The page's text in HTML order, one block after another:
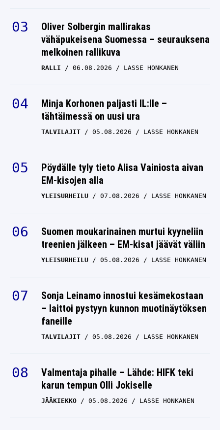
Oliver Solbergin mallirakas
vähäpukeisena Suomessa – seurauksena
melkoinen rallikuva
RALLI 06.08.2026 LASSE HONKANEN
Minja Korhonen paljasti IL:lle –
tähtäimessä on uusi ura
TALVILAJIT 05.08.2026 LASSE HONKANEN
Pöydälle tyly tieto Alisa Vainiosta aivan
EM-kisojen alla
YLEISURHEILU 07.08.2026 LASSE HONKANEN
Suomen moukarinainen murtui kyyneliin
treenien jälkeen – EM-kisat jäävät väliin
YLEISURHEILU 05.08.2026 LASSE HONKANEN
Sonja Leinamo innostui kesämekostaan
– laittoi pystyyn kunnon muotinäytöksen
faneille
TALVILAJIT 05.08.2026 LASSE HONKANEN
Valmentaja pihalle – Lähde: HIFK teki
karun tempun Olli Jokiselle
JÄÄKIEKKO 05.08.2026 LASSE HONKANEN